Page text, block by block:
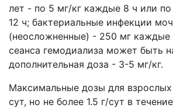
лет - по 5 мг/кг каждые 8 ч или
12 ч; бактериальные инфекции
(неосложненные) - 250 мг каждые
сеанса гемодиализа может быть
дополнительная доза - 3-5 мг/кг.
Максимальные дозы для
сут, но не более 1.5 г/сут в